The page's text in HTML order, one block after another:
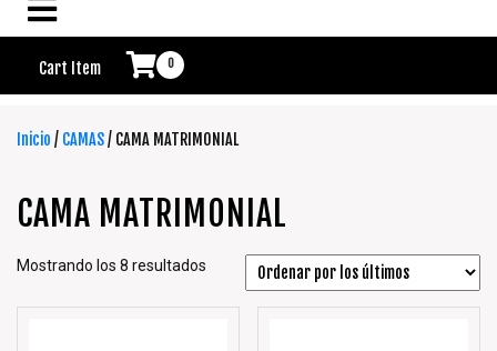
Cart Item 0
Inicio / CAMAS/ CAMA MATRIMONIAL
CAMA MATRIMONIAL
Mostrando los 8 resultados